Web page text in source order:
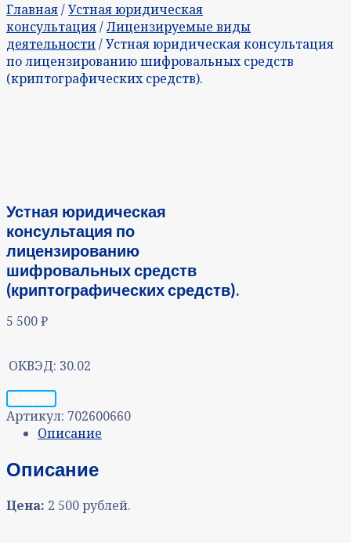
Главная/Устная юридическая
консультация/Лицензируемые виды
деятельности/ Устная юридическая консультация
по лицензированию шифровальных средств
(криптографических средств).
Устная юридическая
консультация по
лицензированию
шифровальных средств
(криптографических средств).
5 500₽
ОКВЭД: 30.02
Артикул: 702600660
Описание
Описание
Цена: 2 500 рублей.